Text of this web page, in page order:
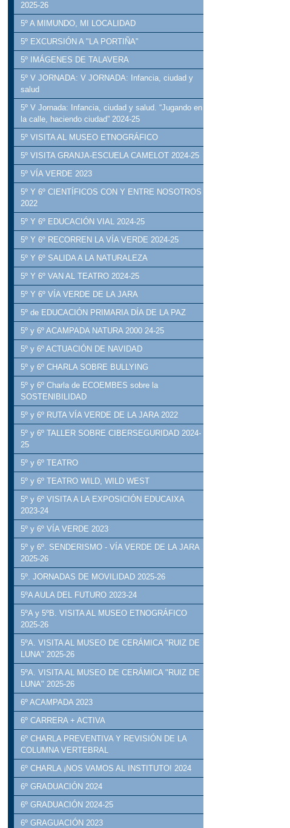
2025-26
5º A MIMUNDO, MI LOCALIDAD
5º EXCURSIÓN A "LA PORTIÑA"
5º IMÁGENES DE TALAVERA
5º V JORNADA: V JORNADA: Infancia, ciudad y
salud
5º V Jornada: Infancia, ciudad y salud. “Jugando en
la calle, haciendo ciudad” 2024-25
5º VISITA AL MUSEO ETNOGRÁFICO
5º VISITA GRANJA-ESCUELA CAMELOT 2024-25
5º VÍA VERDE 2023
5º Y 6º CIENTÍFICOS CON Y ENTRE NOSOTROS
2022
5º Y 6º EDUCACIÓN VIAL 2024-25
5º Y 6º RECORREN LA VÍA VERDE 2024-25
5º Y 6º SALIDA A LA NATURALEZA
5º Y 6º VAN AL TEATRO 2024-25
5º Y 6º VÍA VERDE DE LA JARA
5º de EDUCACIÓN PRIMARIA DÍA DE LA PAZ
5º y 6º ACAMPADA NATURA 2000 24-25
5º y 6º ACTUACIÓN DE NAVIDAD
5º y 6º CHARLA SOBRE BULLYING
5º y 6º Charla de ECOEMBES sobre la
SOSTENIBILIDAD
5º y 6º RUTA VÍA VERDE DE LA JARA 2022
5º y 6º TALLER SOBRE CIBERSEGURIDAD 2024-
25
5º y 6º TEATRO
5º y 6º TEATRO WILD, WILD WEST
5º y 6º VISITA A LA EXPOSICIÓN EDUCAIXA
2023-24
5º y 6º VÍA VERDE 2023
5º y 6º. SENDERISMO - VÍA VERDE DE LA JARA
2025-26
5º. JORNADAS DE MOVILIDAD 2025-26
5ºA AULA DEL FUTURO 2023-24
5ºA y 5ºB. VISITA AL MUSEO ETNOGRÁFICO
2025-26
5ºA. VISITA AL MUSEO DE CERÁMICA "RUIZ DE
LUNA" 2025-26
5ºA. VISITA AL MUSEO DE CERÁMICA "RUIZ DE
LUNA" 2025-26
6º ACAMPADA 2023
6º CARRERA + ACTIVA
6º CHARLA PREVENTIVA Y REVISIÓN DE LA
COLUMNA VERTEBRAL
6º CHARLA ¡NOS VAMOS AL INSTITUTO! 2024
6º GRADUACIÓN 2024
6º GRADUACIÓN 2024-25
6º GRAGUACIÓN 2023